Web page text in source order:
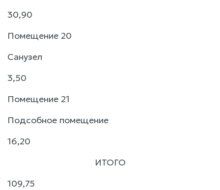
30,90
Помещение 20
Санузел
3,50
Помещение 21
Подсобное помещение
16,20
ИТОГО
109,75